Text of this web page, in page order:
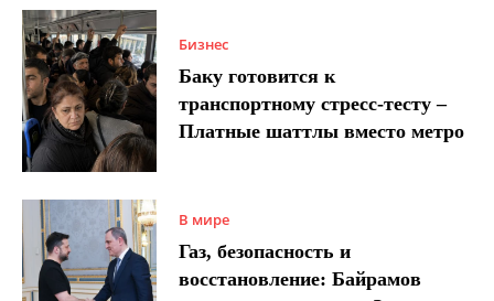
Бизнес
Баку готовится к
транспортному стресс-тесту –
Платные шаттлы вместо метро
В мире
Газ, безопасность и
восстановление: Байрамов